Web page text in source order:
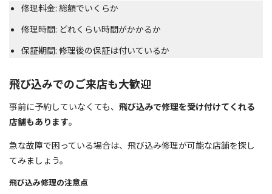
修理料金: 総額でいくらか
修理時間: どれくらい時間がかかるか
保証期間: 修理後の保証は付いているか
飛び込みでのご来店も大歓迎
事前に予約していなくても、 飛び込みで修理を受け付けてくれる
店舗もあります。
急な故障で困っている場合は、飛び込み修理が可能な店舗を探し
てみましょう。
飛び込み修理の注意点